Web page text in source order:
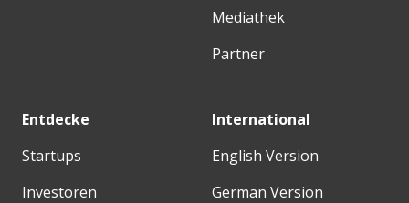
Mediathek
Partner
Entdecke
Startups
Investoren
International
English Version
German Version